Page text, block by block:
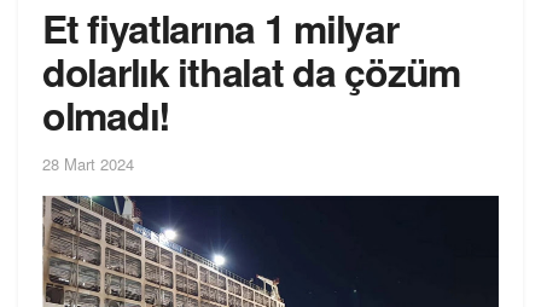
Et fiyatlarına 1 milyar
dolarlık ithalat da çözüm
olmadı!
28 Mart 2024